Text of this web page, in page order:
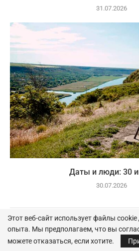
31.07.2026
Даты и люди: 30
30.07.2026
ОСТАВЬТЕ
Этот веб-сайт использует файлы
опыта. Мы предполагаем, что вы
можете отказаться, если хотите.